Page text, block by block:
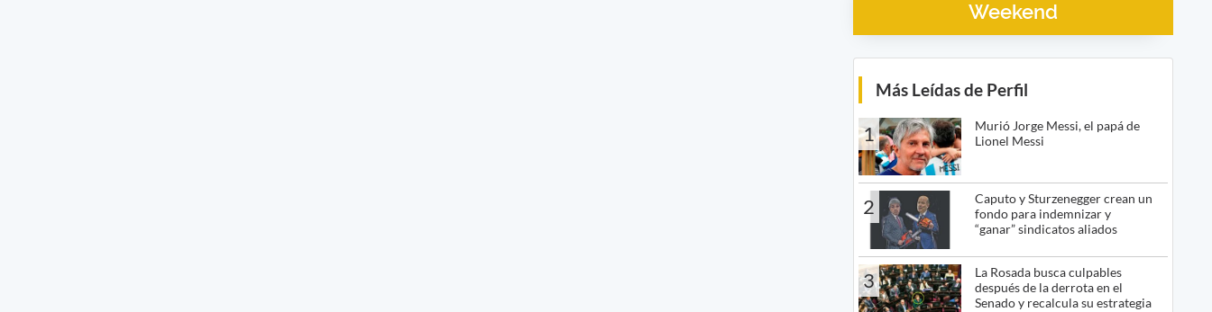
Weekend
Más Leídas de Perfil
1
Murió Jorge Messi, el papá de
Lionel Messi
2
Caputo y Sturzenegger crean un
fondo para indemnizar y
“ganar” sindicatos aliados
3
La Rosada busca culpables
después de la derrota en el
Senado y recalcula su estrategia